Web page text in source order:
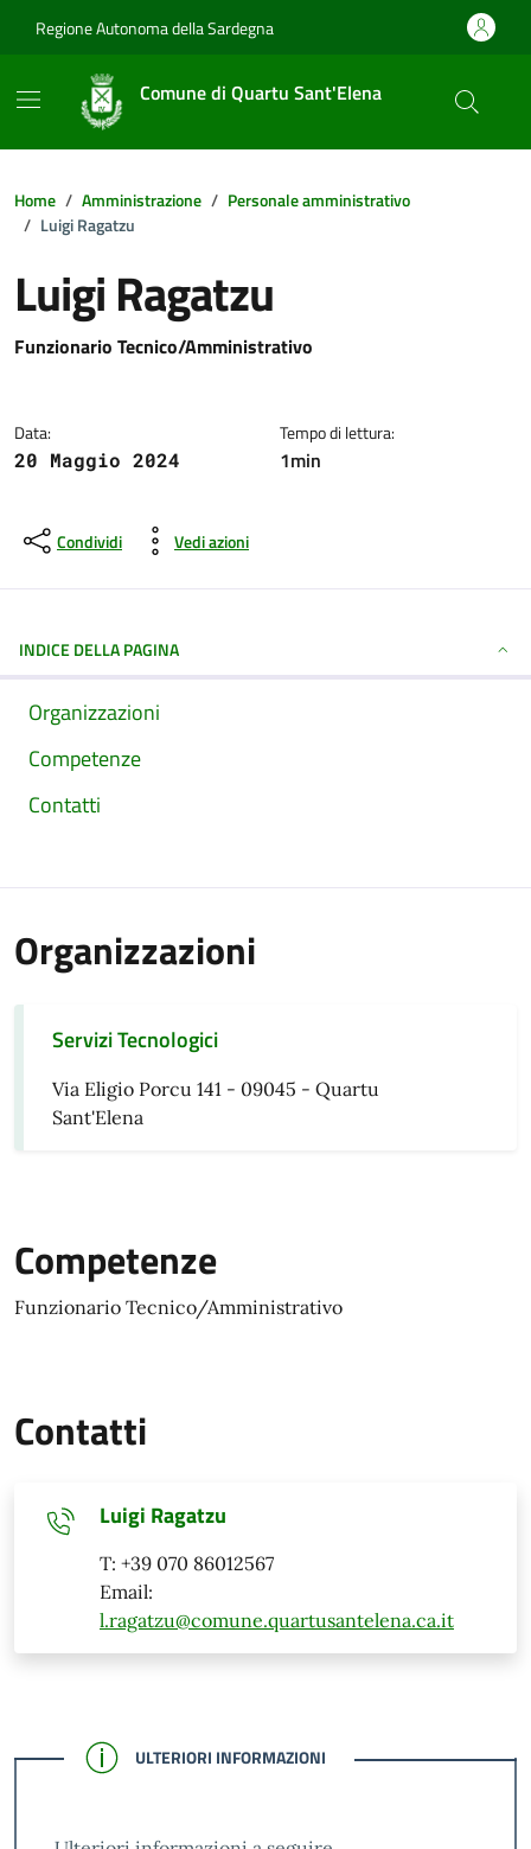
Regione Autonoma della Sardegna
Comune di Quartu Sant'Elena
Home Amministrazione
Personale amministrativo
Luigi Ragatzu
Luigi Ragatzu
Dettagli della notizia
Funzionario Tecnico/Amministrativo
Data:
20 Maggio 2024
Tempo di lettura:
1min
Condividi Vedi azioni
INDICE DELLA PAGINA
Organizzazioni
Competenze
Contatti
Organizzazioni
Servizi Tecnologici
Via Eligio Porcu 141 - 09045 - Quartu
Sant'Elena
Competenze
Funzionario Tecnico/Amministrativo
Contatti
Luigi Ragatzu
T: +39 070 86012567
Email:
l.ragatzu@comune.quartusantelena.ca.it
CONFERMATO
ULTERIORI INFORMAZIONI